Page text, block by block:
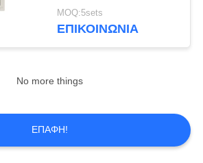
ταχυμέτρων υψηλών
οδηγήσεων ακρίβειας
MOQ:5sets
ΕΠΙΚΟΙΝΩΝΊΑ
No more things
ΕΠΑΦΉ!